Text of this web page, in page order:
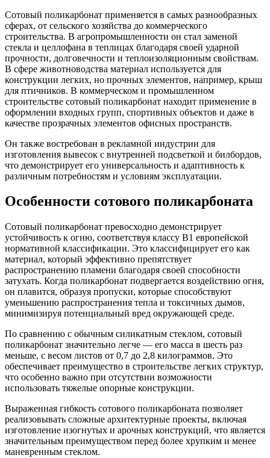
Сотовый поликарбонат применяется в самых разнообразных
сферах, от сельского хозяйства до коммерческого
строительства. В агропромышленности он стал заменой
стекла и целлофана в теплицах благодаря своей ударной
прочности, долговечности и теплоизоляционным свойствам.
В сфере животноводства материал используется для
конструкции легких, но прочных элементов, например, крыш
для птичников. В коммерческом и промышленном
строительстве сотовый поликарбонат находит применение в
оформлении входных групп, спортивных объектов и даже в
качестве прозрачных элементов офисных пространств.
Он также востребован в рекламной индустрии для
изготовления вывесок с внутренней подсветкой и билбордов,
что демонстрирует его универсальность и адаптивность к
различным потребностям и условиям эксплуатации.
Особенности сотового поликарбоната
Сотовый поликарбонат превосходно демонстрирует
устойчивость к огню, соответствуя классу B1 европейской
нормативной классификации. Это классифицирует его как
материал, который эффективно препятствует
распространению пламени благодаря своей способности
затухать. Когда поликарбонат подвергается воздействию огня,
он плавится, образуя пропуски, которые способствуют
уменьшению распространения тепла и токсичных дымов,
минимизируя потенциальный вред окружающей среде.
По сравнению с обычным силикатным стеклом, сотовый
поликарбонат значительно легче — его масса в шесть раз
меньше, с весом листов от 0,7 до 2,8 килограммов. Это
обеспечивает преимущество в строительстве легких структур,
что особенно важно при отсутствии возможности
использовать тяжелые опорные конструкции.
Выраженная гибкость сотового поликарбоната позволяет
реализовывать сложные архитектурные проекты, включая
изготовление изогнутых и арочных конструкций, что является
значительным преимуществом перед более хрупким и менее
маневренным стеклом.